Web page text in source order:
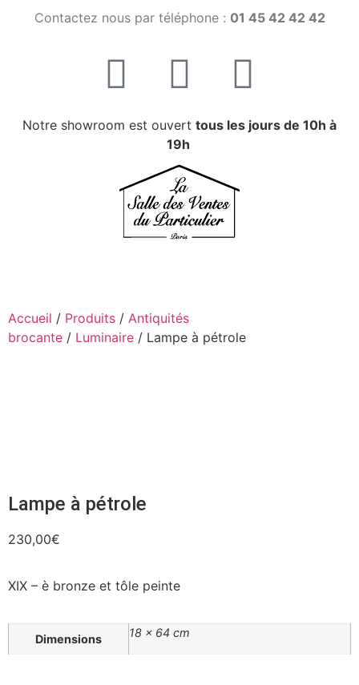
Contactez nous par téléphone : 01 45 42 42 42
Notre showroom est ouvert tous les jours de 10h à
19h
Accueil / Produits / Antiquités
brocante / Luminaire / Lampe à pétrole
Lampe à pétrole
230,00€
XIX – è bronze et tôle peinte
Dimensions 18 × 64 cm